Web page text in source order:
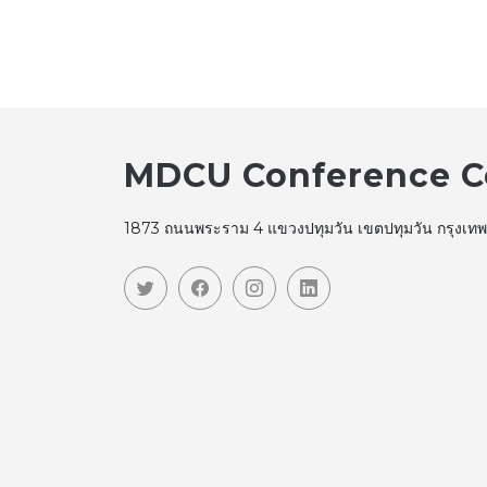
MDCU Conference
1873 ถนนพระราม 4 แขวงปทุมวัน เขตปทุมวัน กรุงเท